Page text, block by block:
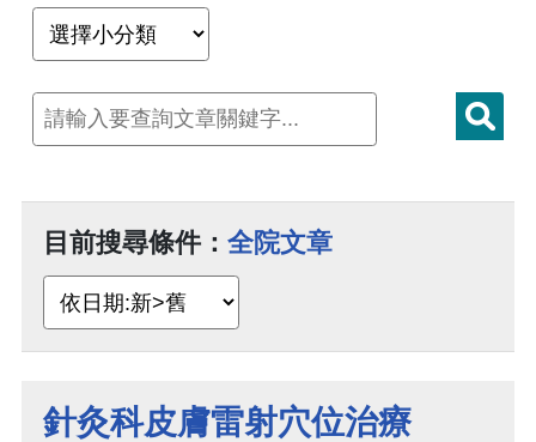
目前搜尋條件： 全院文章
針灸科皮膚雷射穴位治療